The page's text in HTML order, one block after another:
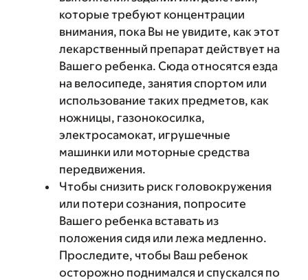
которые требуют концентрации
внимания, пока Вы не увидите, как этот
лекарственный препарат действует на
Вашего ребенка. Сюда относятся езда
на велосипеде, занятия спортом или
использование таких предметов, как
ножницы, газонокосилка,
электросамокат, игрушечные
машинки или моторные средства
передвижения.
Чтобы снизить риск головокружения
или потери сознания, попросите
Вашего ребенка вставать из
положения сидя или лежа медленно.
Проследите, чтобы Ваш ребенок
осторожно поднимался и спускался по